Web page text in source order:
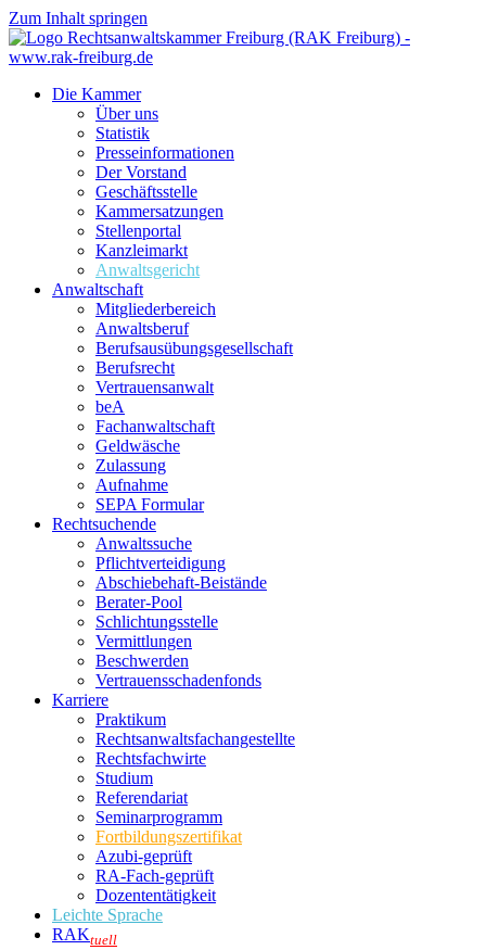
Zum Inhalt springen
Die Kammer
Über uns
Statistik
Presseinformationen
Der Vorstand
Geschäftsstelle
Kammersatzungen
Stellenportal
Kanzleimarkt
Anwaltsgericht
Anwaltschaft
Mitgliederbereich
Anwaltsberuf
Berufsausübungs­gesellschaft
Berufsrecht
Vertrauensanwalt
beA
Fachanwaltschaft
Geldwäsche
Zulassung
Aufnahme
SEPA Formular
Rechtsuchende
Anwaltssuche
Pflichtverteidigung
Abschiebehaft-Beistände
Berater-Pool
Schlichtungsstelle
Vermittlungen
Beschwerden
Vertrauensschadenfonds
Karriere
Praktikum
Rechtsanwalts­fachangestellte
Rechtsfachwirte
Studium
Referendariat
Seminarprogramm
Fortbildungszertifikat
Azubi-geprüft
RA-Fach-geprüft
Dozententätigkeit
Leichte Sprache
RAKtuell